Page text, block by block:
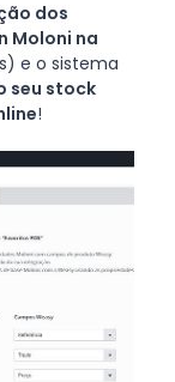
dos
Moloni na
e o sistema
seu stock
!